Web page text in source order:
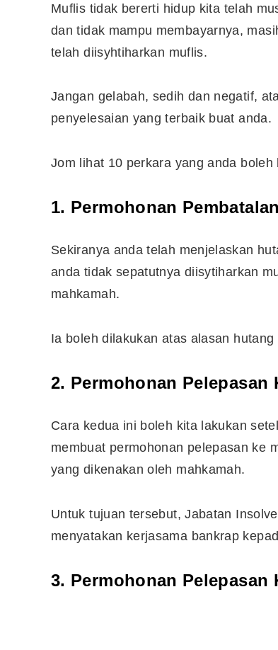
Muflis tidak bererti hidup kita telah
dan tidak mampu membayarnya,
telah diisyhtiharkan muflis.
Jangan gelabah, sedih dan negatif,
penyelesaian yang terbaik buat anda.
Jom lihat 10 perkara yang anda
1. Permohonan
Sekiranya anda telah menjelaskan
anda tidak sepatutnya diisytiharkan
mahkamah.
Ia boleh dilakukan atas alasan
2. Permohonan Pelepasan
Cara kedua ini boleh kita lakukan
membuat permohonan pelepasan ke
yang dikenakan oleh mahkamah.
Untuk tujuan tersebut, Jabatan
menyatakan kerjasama bankrap
3. Permohonan Pelepasan
Ini 15 Panduan
Perlu Tahu Tentang
Saham di Bursa
10 Aplikasi Perlu Ada